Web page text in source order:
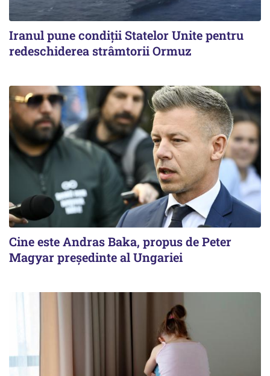
Iranul pune condiții Statelor Unite pentru
redeschiderea strâmtorii Ormuz
Cine este Andras Baka, propus de Peter
Magyar președinte al Ungariei